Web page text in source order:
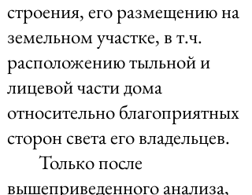
строения, его размещению на
земельном участке, в т.ч.
расположению тыльной и
лицевой части дома
относительно благоприятных
сторон света его владельцев.
Только после
вышеприведенного анализа,